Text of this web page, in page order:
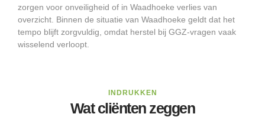
zorgen voor onveiligheid of in Waadhoeke verlies van
overzicht. Binnen de situatie van Waadhoeke geldt dat het
tempo blijft zorgvuldig, omdat herstel bij GGZ-vragen vaak
wisselend verloopt.
INDRUKKEN
Wat cliënten zeggen